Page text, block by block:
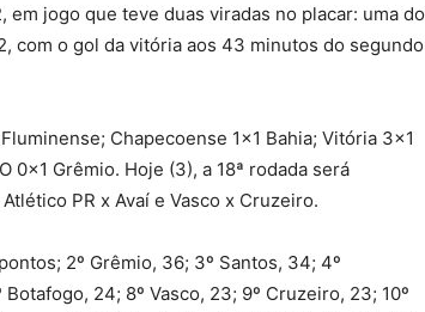
jogo que teve duas viradas no placar: uma do
com o gol da vitória aos 43 minutos do segundo
Chapecoense 1×1 Bahia; Vitória 3×1
0x1 Grêmio. Hoje (3), a 18ª rodada será
PR x Avaí e Vasco x Cruzeiro.
2º Grêmio, 36; 3º Santos, 34; 4º
24; 8º Vasco, 23; 9º Cruzeiro, 23; 10º